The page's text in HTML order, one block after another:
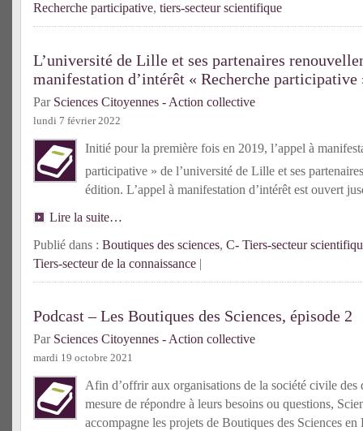
Recherche participative, tiers-secteur scientifique
L’université de Lille et ses partenaires
manifestation d’intérêt « Recherche participative
Par Sciences Citoyennes - Action collective
lundi 7 février 2022
Initié pour la première fois en 2019, l’appel à
participative » de l’université de Lille et ses
édition. L’appel à manifestation d’intérêt est ouvert
Lire la suite…
Publié dans : Boutiques des sciences, C- Tiers-secteur
Tiers-secteur de la connaissance |
Podcast – Les Boutiques des Sciences, épisode 2
Par Sciences Citoyennes - Action collective
mardi 19 octobre 2021
Afin d’offrir aux organisations de la société civile des
mesure de répondre à leurs besoins ou questions,
accompagne les projets de Boutiques des Sciences